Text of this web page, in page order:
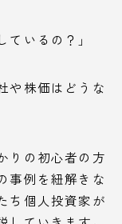
ているの？」
や株価はどうな
りの初心者の方
事例を紐解きな
ち個人投資家が